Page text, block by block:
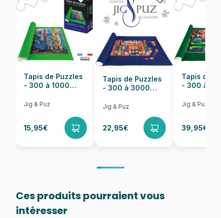
Nombre de pièces 1000 pièces
Dimensions 69 x 48 cm
Tapis de Puzzles
- 300 à 1000
Jig & Puz
15,95€
Tapis de Puzzles
- 300 à 3000
Jig & Puz
22,95€
Tapis de
- 300 à
Jig & Puz
39,95€
Ces produits pourraient vous
intéresser